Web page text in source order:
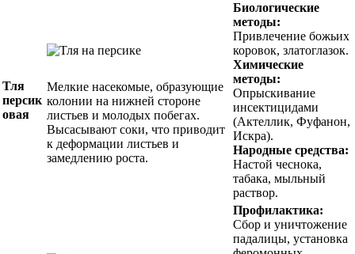
Тля
персик
овая
Мелкие насекомые, образующие
колонии на нижней стороне
листьев и молодых побегах.
Высасывают соки, что приводит
к деформации листьев и
замедлению роста.
Биологические
методы:
Привлечение божьих
коровок, златоглазок.
Химические
методы:
Опрыскивание
инсектицидами
(Актеллик, Фуфанон,
Искра).
Народные средства:
Настой чеснока,
табака, мыльный
раствор.
Профилактика:
Сбор и уничтожение
падалицы, установка